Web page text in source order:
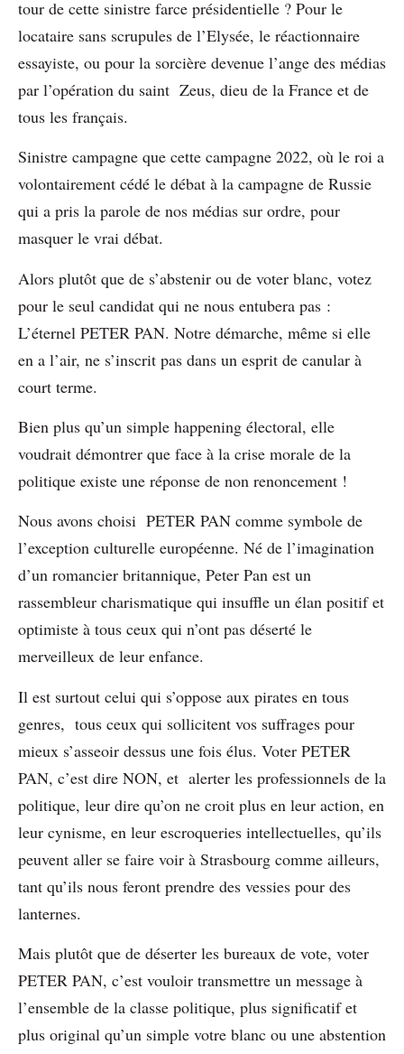
tour de cette sinistre farce présidentielle ? Pour le
locataire sans scrupules de l’Elysée, le réactionnaire
essayiste, ou pour la sorcière devenue l’ange des médias
par l’opération du saint Zeus, dieu de la France et de
tous les français.
Sinistre campagne que cette campagne 2022, où le roi a
volontairement cédé le débat à la campagne de Russie
qui a pris la parole de nos médias sur ordre, pour
masquer le vrai débat.
Alors plutôt que de s’abstenir ou de voter blanc, votez
pour le seul candidat qui ne nous entubera pas :
L’éternel PETER PAN. Notre démarche, même si elle
en a l’air, ne s’inscrit pas dans un esprit de canular à
court terme.
Bien plus qu’un simple happening électoral, elle
voudrait démontrer que face à la crise morale de la
politique existe une réponse de non renoncement !
Nous avons choisi PETER PAN comme symbole de
l’exception culturelle européenne. Né de l’imagination
d’un romancier britannique, Peter Pan est un
rassembleur charismatique qui insuffle un élan positif et
optimiste à tous ceux qui n’ont pas déserté le
merveilleux de leur enfance.
Il est surtout celui qui s’oppose aux pirates en tous
genres, tous ceux qui sollicitent vos suffrages pour
mieux s’asseoir dessus une fois élus. Voter PETER
PAN, c’est dire NON, et alerter les professionnels de la
politique, leur dire qu’on ne croit plus en leur action, en
leur cynisme, en leur escroqueries intellectuelles, qu’ils
peuvent aller se faire voir à Strasbourg comme ailleurs,
tant qu’ils nous feront prendre des vessies pour des
lanternes.
Mais plutôt que de déserter les bureaux de vote, voter
PETER PAN, c’est vouloir transmettre un message à
l’ensemble de la classe politique, plus significatif et
plus original qu’un simple votre blanc ou une abstention